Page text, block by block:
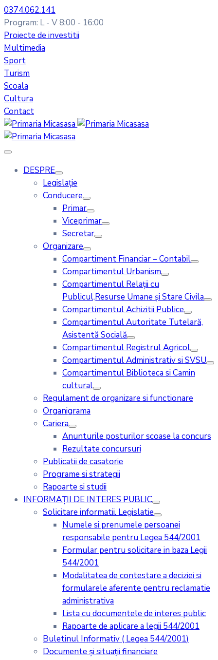
0374.062.141
Program: L - V 8:00 - 16:00
Proiecte de investitii
Multimedia
Sport
Turism
Scoala
Cultura
Contact
DESPRE
Legislație
Conducere
Primar
Viceprimar
Secretar
Organizare
Compartiment Financiar – Contabil
Compartimentul Urbanism
Compartimentul Relații cu
Publicul,Resurse Umane și Stare Civila
Compartimentul Achizitii Publice
Compartimentul Autoritate Tutelară,
Asistentă Socială
Compartimentul Registrul Agricol
Compartimentul Administrativ si SVSU
Compartimentul Biblioteca si Camin
cultural
Regulament de organizare si functionare
Organigrama
Cariera
Anunturile posturilor scoase la concurs
Rezultate concursuri
Publicatii de casatorie
Programe si strategii
Rapoarte si studii
INFORMAȚII DE INTERES PUBLIC
Solicitare informatii. Legislatie
Numele si prenumele persoanei
responsabile pentru Legea 544/2001
Formular pentru solicitare in baza Legii
544/2001
Modalitatea de contestare a deciziei si
formularele aferente pentru reclamatie
administrativa
Lista cu documentele de interes public
Rapoarte de aplicare a legii 544/2001
Buletinul Informativ ( Legea 544/2001)
Documente și situații financiare